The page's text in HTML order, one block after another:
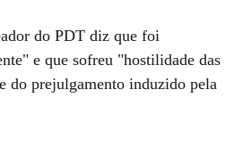
do PDT diz que foi
e que sofreu "hostilidade das
do prejulgamento induzido pela